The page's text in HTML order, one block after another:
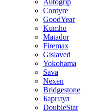
Autogrip
Contyre
GoodYear
Kumho
Matador
Firemax
Gislaved
Yokohama
Sava
Nexen
Bridgestone
Барнаул
DoubleStar